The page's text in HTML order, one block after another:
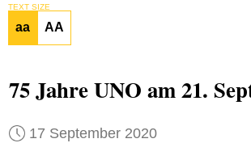
TEXT SIZE
aa AA
75 Jahre UNO am 21.
17 September 2020